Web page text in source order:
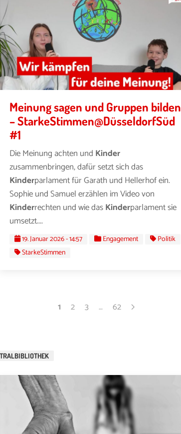
Meinung sagen und Gruppen bilden
– StarkeStimmen@DüsseldorfSüd
#1
Die Meinung achten und Kinder
zusammenbringen, dafür setzt sich das
Kinderparlament für Garath und Hellerhof ein.
Sophie und Samuel erzählen im Video von
Kinderrechten und wie dasKinderparlament sie
umsetzt....
19. Januar 2026 - 14:57 Engagement
Politik
StarkeStimmen
1 2 3 … 62